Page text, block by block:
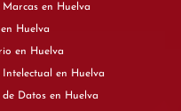
Patentes y Marcas en Huelva
Penalistas en Huelva
Penitenciario en Huelva
Propiedad Intelectual en Huelva
Protección de Datos en Huelva